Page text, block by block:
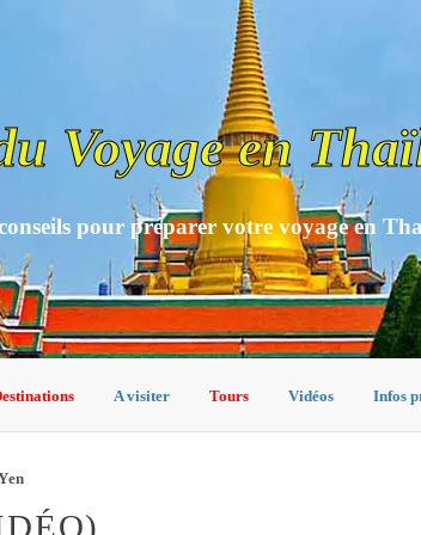
Voyage en
pour préparer votre voyage en
A visiter Tours Vidéos Infos